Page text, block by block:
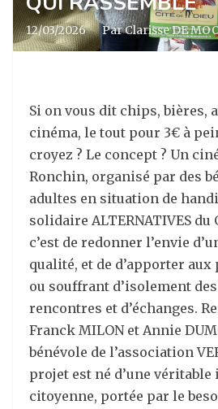
12/03/2026 · Par Clarisse DE
Si on vous dit chips, bières,
cinéma, le tout pour 3€ à
croyez ? Le concept ? Un
Ronchin, organisé par des
adultes en situation de
solidaire ALTERNATIVES du
c’est de redonner l’envie
qualité, et de d’apporter
ou souffrant d’isolement
rencontres et d’échanges.
Franck MILON et Annie
bénévole de l’association
projet est né d’une
citoyenne, portée par le